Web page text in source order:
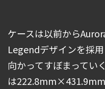
ケースは以前から
Legendデザインを採
向かってすぼまってい
は